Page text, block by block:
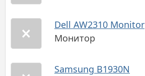
Dell AW2310 Monitor
Монитор
Samsung B1930N